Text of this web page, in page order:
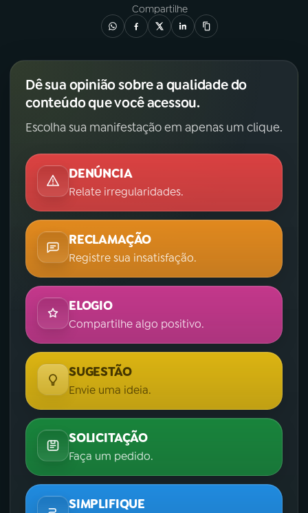
Compartilhe
Dê sua opinião sobre a qualidade do
conteúdo que você acessou.
Escolha sua manifestação em apenas um clique.
DENÚNCIA
Relate irregularidades.
RECLAMAÇÃO
Registre sua insatisfação.
ELOGIO
Compartilhe algo positivo.
SUGESTÃO
Envie uma ideia.
SOLICITAÇÃO
Faça um pedido.
SIMPLIFIQUE